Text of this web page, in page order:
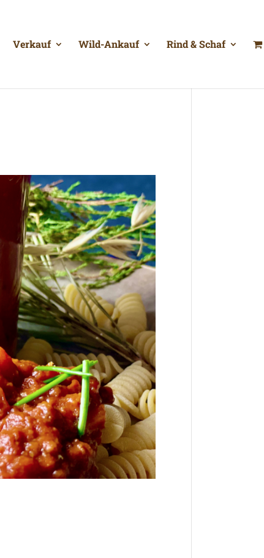
Verkauf Wild-Ankauf Rind & Schaf